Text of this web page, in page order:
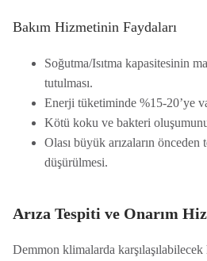
Bakım Hizmetinin Faydaları
Soğutma/Isıtma kapasitesinin
tutulması.
Enerji tüketiminde %15-20’ye
Kötü koku ve bakteri
Olası büyük arızaların
düşürülmesi.
Arıza Tespiti ve Onarım
Demmon klimalarda